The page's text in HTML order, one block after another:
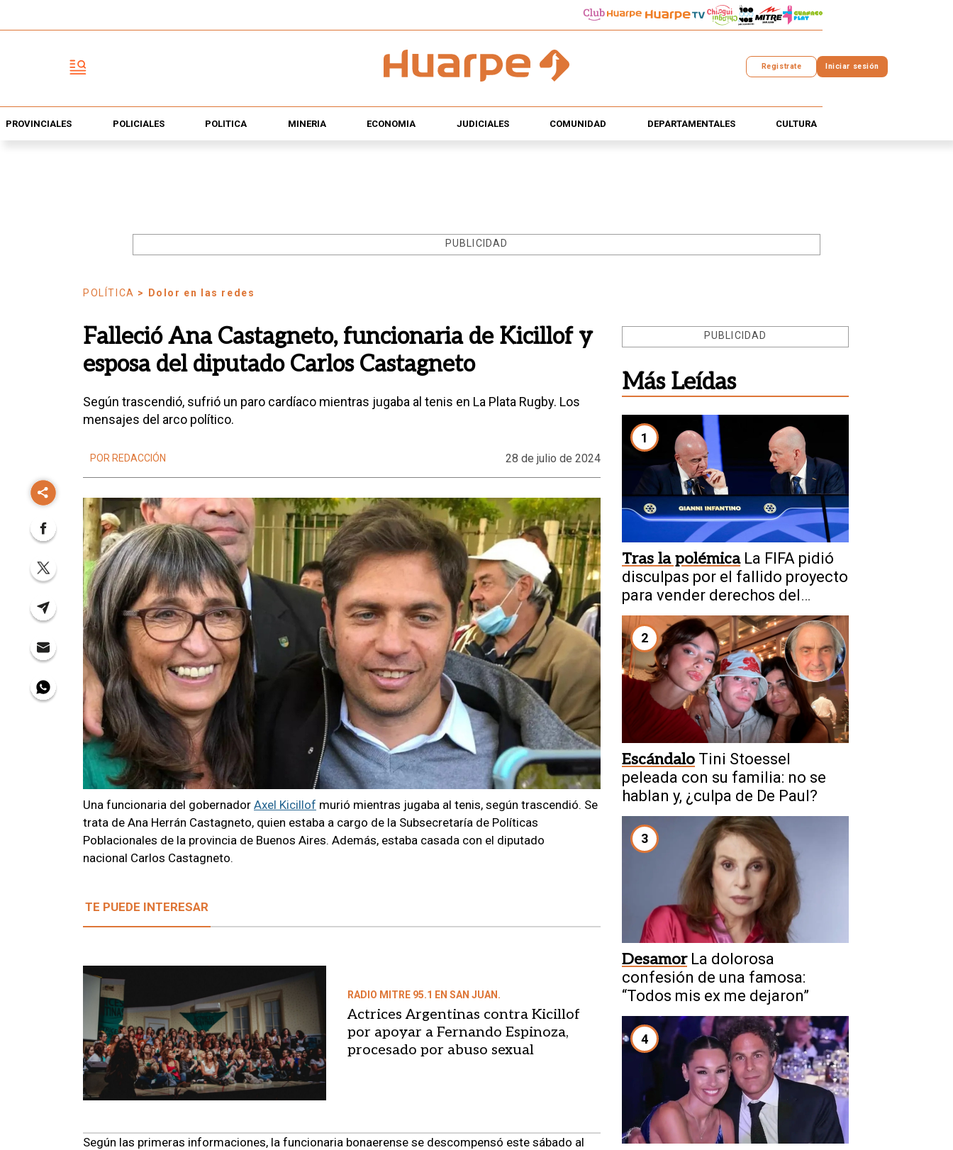
Registrate Iniciar sesión
PROVINCIALES POLICIALES POLÍTICA MINERÍA ECONOMÍA JUDICIALES COMUNIDAD DEPARTAMENTALES CULTURA
PUBLICIDAD
POLÍTICA > Dolor en las redes
Falleció Ana Castagneto, funcionaria de Kicillof y
esposa del diputado Carlos Castagneto
Según trascendió, sufrió un paro cardíaco mientras jugaba al tenis en La Plata Rugby. Los
mensajes del arco político.
POR REDACCIÓN 28 de julio de 2024
Una funcionaria del gobernador Axel Kicillof murió mientras jugaba al tenis, según trascendió. Se
trata de Ana Herrán Castagneto, quien estaba a cargo de la Subsecretaría de Políticas
Poblacionales de la provincia de Buenos Aires. Además, estaba casada con el diputado
nacional Carlos Castagneto.
TE PUEDE INTERESAR
RADIO MITRE 95.1 EN SAN JUAN.
Actrices Argentinas contra Kicillof
por apoyar a Fernando Espinoza,
procesado por abuso sexual
Según las primeras informaciones, la funcionaria bonaerense se descompensó este sábado al
PUBLICIDAD
Más Leídas
1
Tras la polémica La FIFA pidió
disculpas por el fallido proyecto
para vender derechos del
Mundial
2
Escándalo Tini Stoessel
peleada con su familia: no se
hablan y, ¿culpa de De Paul?
3
Desamor La dolorosa
confesión de una famosa:
“Todos mis ex me dejaron”
4